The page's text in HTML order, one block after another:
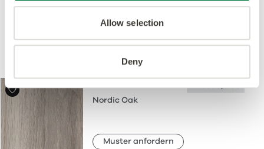
Allow selection
Deny
Verwendete Produkte
SS5W2550 Amtico Spacia
Nordic Oak
Muster anfordern